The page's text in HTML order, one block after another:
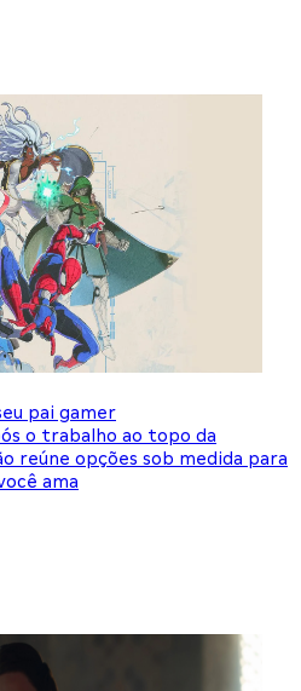
pai gamer
o trabalho ao topo da
reúne opções sob medida para
ama